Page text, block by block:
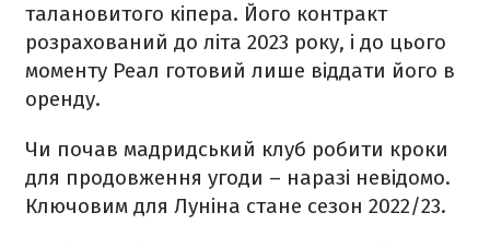
талановитого кіпера. Його контракт
розрахований до літа 2023 року, і до цього
моменту Реал готовий лише віддати його в
оренду.
Чи почав мадридський клуб робити кроки
для продовження угоди – наразі невідомо.
Ключовим для Луніна стане сезон 2022/23.